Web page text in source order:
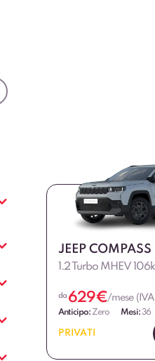
JEEP COMPASS
1.2 Turbo MHEV
da 629€/mese (IVA
Anticipo: Zero Mesi:36
PRIVATI